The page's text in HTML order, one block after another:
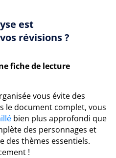
est
révisions ?
fiche de lecture
vous évite des
le document complet, vous
bien plus approfondi que
des personnages et
des thèmes essentiels.
!